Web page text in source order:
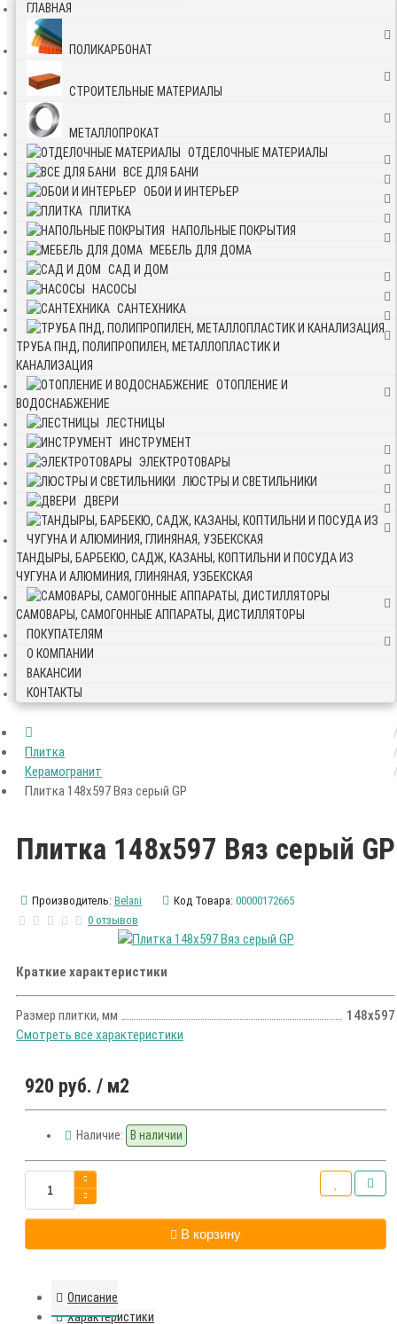
ГЛАВНАЯ
ПОЛИКАРБОНАТ
СТРОИТЕЛЬНЫЕ МАТЕРИАЛЫ
МЕТАЛЛОПРОКАТ
ОТДЕЛОЧНЫЕ МАТЕРИАЛЫ
ВСЕ ДЛЯ БАНИ
ОБОИ И ИНТЕРЬЕР
ПЛИТКА
НАПОЛЬНЫЕ ПОКРЫТИЯ
МЕБЕЛЬ ДЛЯ ДОМА
САД И ДОМ
НАСОСЫ
САНТЕХНИКА
ТРУБА ПНД, ПОЛИПРОПИЛЕН, МЕТАЛЛОПЛАСТИК И
КАНАЛИЗАЦИЯ
ОТОПЛЕНИЕ И
ВОДОСНАБЖЕНИЕ
ЛЕСТНИЦЫ
ИНСТРУМЕНТ
ЭЛЕКТРОТОВАРЫ
ЛЮСТРЫ И СВЕТИЛЬНИКИ
ДВЕРИ
ТАНДЫРЫ, БАРБЕКЮ, САДЖ, КАЗАНЫ, КОПТИЛЬНИ И ПОСУДА ИЗ
ЧУГУНА И АЛЮМИНИЯ, ГЛИНЯНАЯ, УЗБЕКСКАЯ
САМОВАРЫ, САМОГОННЫЕ АППАРАТЫ, ДИСТИЛЛЯТОРЫ
ПОКУПАТЕЛЯМ
О КОМПАНИИ
ВАКАНСИИ
КОНТАКТЫ
Плитка
Керамогранит
Плитка 148х597 Вяз серый GP
Плитка 148х597 Вяз серый GP
Производитель: Belani Код Товара: 00000172665
0 отзывов
Краткие характеристики
Размер плитки, мм
148х597
Смотреть все характеристики
920 руб. / м2
Наличие: В наличии
В корзину
Описание
Характеристики